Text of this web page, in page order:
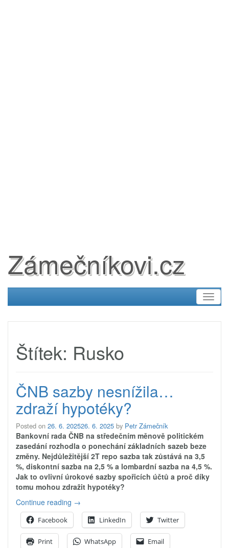
Zámečníkovi.cz
Štítek: Rusko
ČNB sazby nesnížila…
zdraží hypotéky?
Posted on 26. 6. 202526. 6. 2025 by Petr Zámečník
Bankovní rada ČNB na středečním měnově politickém
zasedání rozhodla o ponechání základních sazeb beze
změny. Nejdůležitější 2T repo sazba tak zůstává na 3,5
%, diskontní sazba na 2,5 % a lombardní sazba na 4,5 %.
Jak to ovlivní úrokové sazby spořicích účtů a proč díky
tomu mohou zdražit hypotéky?
Continue reading „ČNB
sazby
nesnížila…
zdraží
hypotéky?“
→
Facebook LinkedIn Twitter
Print WhatsApp Email